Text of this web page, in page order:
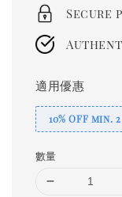
Secure
適用優惠
10% OFF
數量